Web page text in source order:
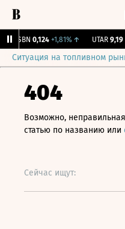
USBN 0,124 +1,81% ↑ UTAR 9,19
Ситуация на топливном
404
Возможно,
статью по названию или
Сейчас ищут: